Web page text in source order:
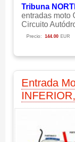
Tribuna
entradas moto
Circuito
Precio: 144.00 EUR
Entrada